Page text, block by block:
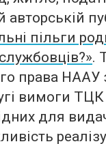
пільги
.
права НААУ
вимоги
для